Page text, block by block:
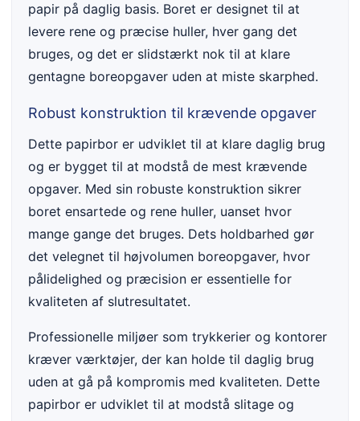
papir på daglig basis. Boret er designet til at
levere rene og præcise huller, hver gang det
bruges, og det er slidstærkt nok til at klare
gentagne boreopgaver uden at miste skarphed.
Robust konstruktion til krævende opgaver
Dette papirbor er udviklet til at klare daglig brug
og er bygget til at modstå de mest krævende
opgaver. Med sin robuste konstruktion sikrer
boret ensartede og rene huller, uanset hvor
mange gange det bruges. Dets holdbarhed gør
det velegnet til højvolumen boreopgaver, hvor
pålidelighed og præcision er essentielle for
kvaliteten af slutresultatet.
Professionelle miljøer som trykkerier og kontorer
kræver værktøjer, der kan holde til daglig brug
uden at gå på kompromis med kvaliteten. Dette
papirbor er udviklet til at modstå slitage og